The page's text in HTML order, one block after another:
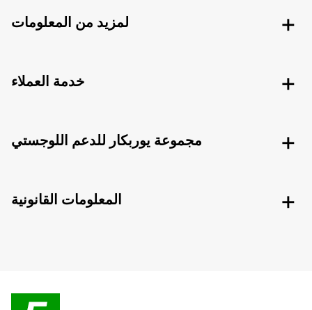
لمزيد من المعلومات
خدمة العملاء
مجموعة يوربكار للدعم اللوجستي
المعلومات القانونية